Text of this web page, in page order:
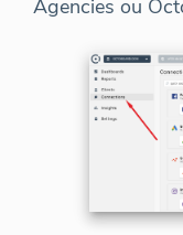
Agencies ou